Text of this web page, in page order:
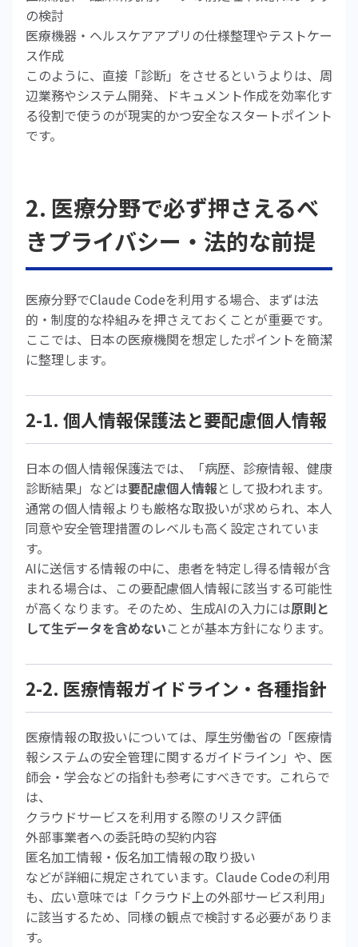
の検討
医療機器・ヘルスケアアプリの仕様整理やテストケー
ス作成
このように、直接「診断」をさせるというよりは、周
辺業務やシステム開発、ドキュメント作成を効率化す
る役割で使うのが現実的かつ安全なスタートポイント
です。
2. 医療分野で必ず押さえるべ
きプライバシー・法的な前提
医療分野でClaude Codeを利用する場合、まずは法
的・制度的な枠組みを押さえておくことが重要です。
ここでは、日本の医療機関を想定したポイントを簡潔
に整理します。
2-1. 個人情報保護法と要配慮個人情報
日本の個人情報保護法では、「病歴、診療情報、健康
診断結果」などは要配慮個人情報として扱われます。
通常の個人情報よりも厳格な取扱いが求められ、本人
同意や安全管理措置のレベルも高く設定されていま
す。
AIに送信する情報の中に、患者を特定し得る情報が含
まれる場合は、この要配慮個人情報に該当する可能性
が高くなります。そのため、生成AIの入力には原則と
して生データを含めないことが基本方針になります。
2-2. 医療情報ガイドライン・各種指針
医療情報の取扱いについては、厚生労働省の「医療情
報システムの安全管理に関するガイドライン」や、医
師会・学会などの指針も参考にすべきです。これらで
は、
クラウドサービスを利用する際のリスク評価
外部事業者への委託時の契約内容
匿名加工情報・仮名加工情報の取り扱い
などが詳細に規定されています。Claude Codeの利用
も、広い意味では「クラウド上の外部サービス利用」
に該当するため、同様の観点で検討する必要がありま
す。